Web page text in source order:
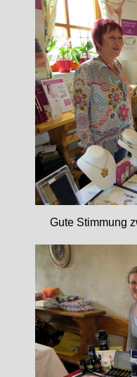
Gute Stimmung